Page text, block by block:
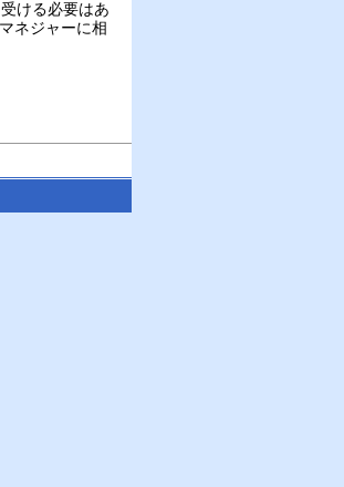
ける必要はあ
ネジャーに相